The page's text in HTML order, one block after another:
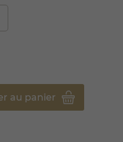
au panier